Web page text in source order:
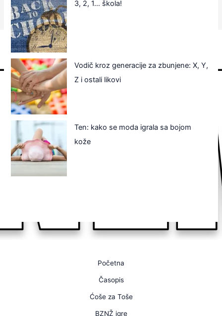
3, 2, 1… škola!
Vodič kroz generacije za zbunjene: X, Y,
Z i ostali likovi
Ten: kako se moda igrala sa bojom
kože
Početna
Časopis
Ćoše za Toše
BZNŽ igre